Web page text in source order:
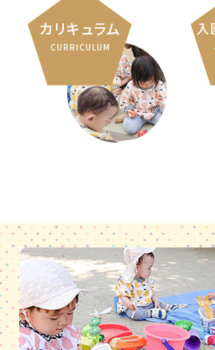
カリキュラム
CURRICULUM
入